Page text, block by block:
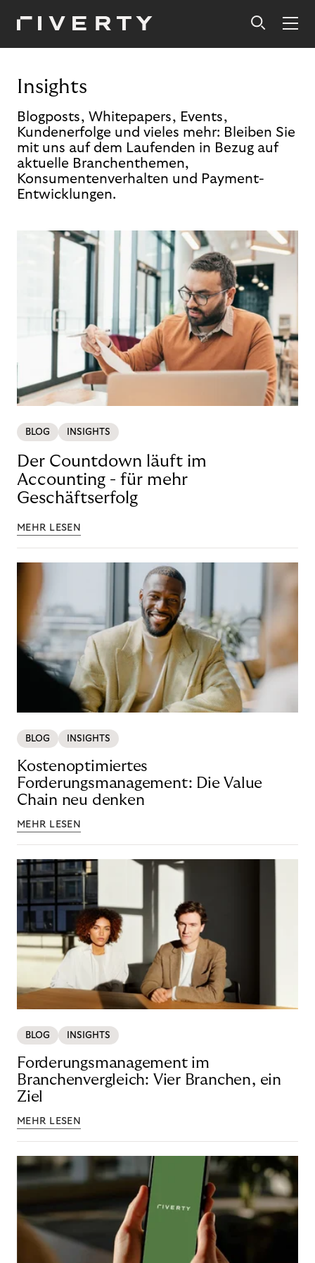
Insights
Blogposts, Whitepapers, Events,
Kundenerfolge und vieles mehr: Bleiben Sie
mit uns auf dem Laufenden in Bezug auf
aktuelle Branchenthemen,
Konsumentenverhalten und Payment-
Entwicklungen.
BLOG INSIGHTS
Der Countdown läuft im
Accounting - für mehr
Geschäftserfolg
MEHR LESEN
BLOG INSIGHTS
Kostenoptimiertes
Forderungsmanagement: Die Value
Chain neu denken
MEHR LESEN
BLOG INSIGHTS
Forderungsmanagement im
Branchenvergleich: Vier Branchen, ein
Ziel
MEHR LESEN